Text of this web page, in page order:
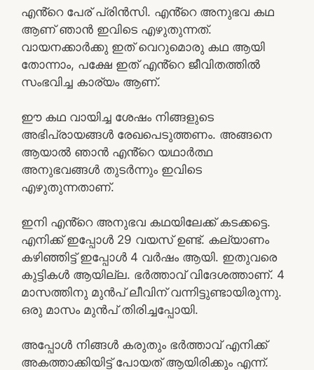
എൻ്റെ പേര് പ്രിൻസി. എൻ്റെ അനുഭവ കഥ
ആണ് ഞാൻ ഇവിടെ എഴുതുന്നത്.
വായനക്കാർക്കു ഇത് വെറുമൊരു കഥ ആയി
തോന്നാം, പക്ഷേ ഇത് എൻ്റെ ജീവിതത്തിൽ
സംഭവിച്ച കാര്യം ആണ്.
ഈ കഥ വായിച്ച ശേഷം നിങ്ങളുടെ
അഭിപ്രായങ്ങൾ രേഖപെടുത്തണം. അങ്ങനെ
ആയാൽ ഞാൻ എൻ്റെ യഥാർത്ഥ
അനുഭവങ്ങൾ തുടർന്നും ഇവിടെ
എഴുതുന്നതാണ്.
ഇനി എൻ്റെ അനുഭവ കഥയിലേക്ക് കടക്കട്ടെ.
എനിക്ക് ഇപ്പോൾ 29 വയസ് ഉണ്ട്. കല്യാണം
കഴിഞ്ഞിട്ട് ഇപ്പോൾ 4 വർഷം ആയി. ഇതുവരെ
കുട്ടികൾ ആയില്ല. ഭർത്താവ് വിദേശത്താണ്. 4
മാസത്തിനു മുൻപ് ലീവിന് വന്നിട്ടുണ്ടായിരുന്നു.
ഒരു മാസം മുൻപ് തിരിച്ചപ്പോയി.
അപ്പോൾ നിങ്ങൾ കരുതും ഭർത്താവ് എനിക്ക്
അകത്താക്കിയിട്ട് പോയത് ആയിരിക്കും എന്ന്.